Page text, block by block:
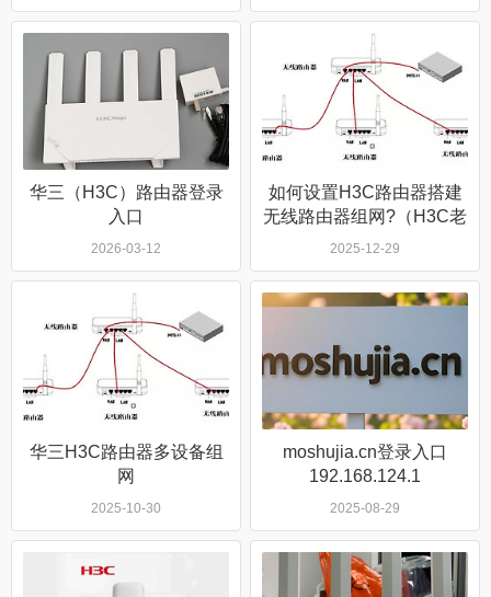
华三（H3C）路由器登录
入口
2026-03-12
如何设置H3C路由器搭建
无线路由器组网?（H3C老
款Magic系列）
2025-12-29
华三H3C路由器多设备组
网
2025-10-30
moshujia.cn登录入口
192.168.124.1
2025-08-29